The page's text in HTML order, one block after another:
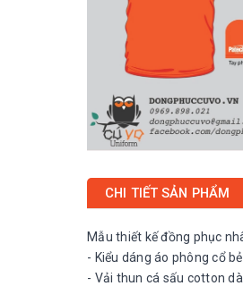
CHI TIẾT SẢN PHẨM
Mẫu thiết kế đồng phục
- Kiểu dáng áo phông cổ
- Vải thun cá sấu cotton